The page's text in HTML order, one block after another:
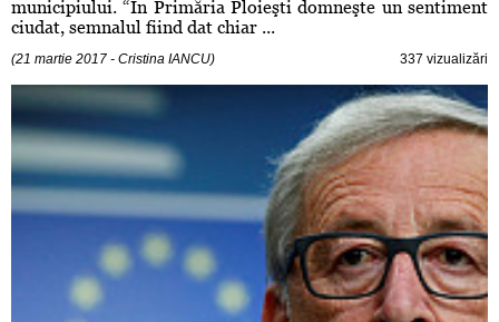
municipiului. “În Primăria Ploieşti domneşte un sentiment
ciudat, semnalul fiind dat chiar ...
(21 martie 2017 - Cristina IANCU) 337 vizualizări